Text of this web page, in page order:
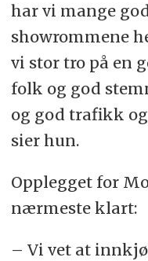
har vi mange
showrommene
vi stor tro på en
folk og god
og god trafikk
sier hun.
Opplegget for
nærmeste klart:
– Vi vet at